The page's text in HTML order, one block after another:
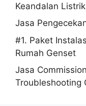
Keandalan
Jasa
#1. Paket
Rumah Genset
Jasa
Troubleshooting